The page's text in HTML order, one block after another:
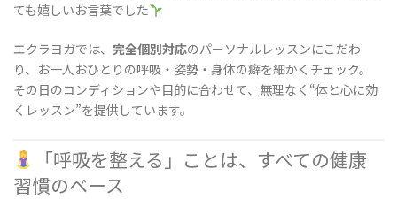
ても嬉しいお言葉でした
エクラヨガでは、 完全個別対応のパーソナルレッスンにこだわ
り、お一人おひとりの呼吸・姿勢・身体の癖を細かくチェック。
その日のコンディションや目的に合わせて、無理なく“体と心に効
くレッスン”を提供しています。
「呼吸を整える」ことは、すべての健康
習慣のベース